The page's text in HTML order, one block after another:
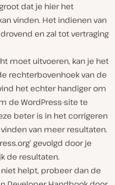
dat je hier het
vinden. Het indienen van
en zal tot vertraging
moet uitvoeren, kan je het
rechterbovenhoek van de
het echter handiger om
de WordPress-site te
beter is in het corrigeren
van meer resultaten.
gevolgd door je
de resultaten.
helpt, probeer dan de